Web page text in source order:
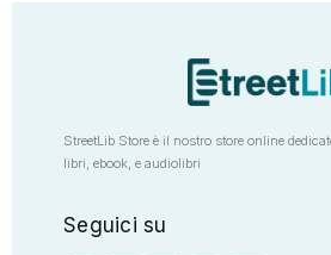
StreetLib Store è il nostro store online
libri, ebook, e audiolibri
Seguici su